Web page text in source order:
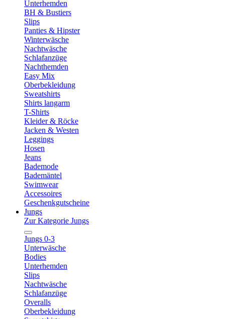
Unterhemden
BH & Bustiers
Slips
Panties & Hipster
Winterwäsche
Nachtwäsche
Schlafanzüge
Nachthemden
Easy Mix
Oberbekleidung
Sweatshirts
Shirts langarm
T-Shirts
Kleider & Röcke
Jacken & Westen
Leggings
Hosen
Jeans
Bademode
Bademäntel
Swimwear
Accessoires
Geschenkgutscheine
Jungs
Zur Kategorie Jungs
Jungs 0-3
Unterwäsche
Bodies
Unterhemden
Slips
Nachtwäsche
Schlafanzüge
Overalls
Oberbekleidung